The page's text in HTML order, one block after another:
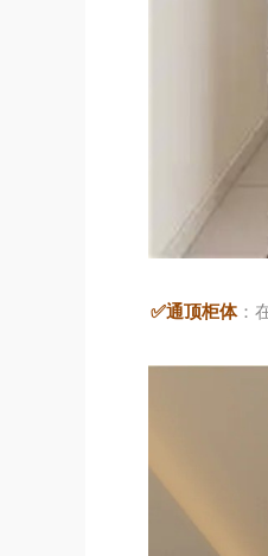
✅通顶柜体：